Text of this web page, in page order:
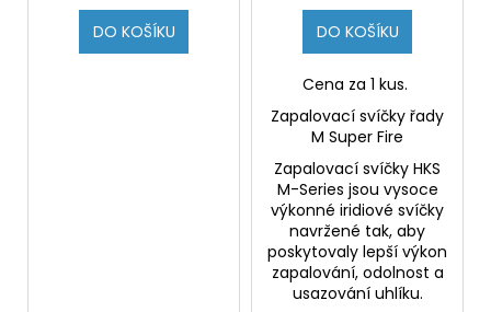
DO KOŠÍKU DO KOŠÍKU
Cena za 1 kus.
Zapalovací svíčky řady
M Super Fire
Zapalovací svíčky HKS
M-Series jsou vysoce
výkonné iridiové svíčky
navržené tak, aby
poskytovaly lepší výkon
zapalování, odolnost a
usazování uhlíku.